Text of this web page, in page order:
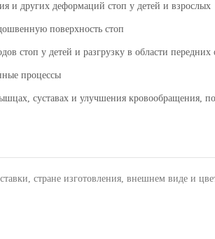
и других деформаций стоп у детей и взрослых
поверхность стоп
стоп у детей и разгрузку в области передних
процессы
суставах и улучшения кровообращения,
стране изготовления, внешнем виде и